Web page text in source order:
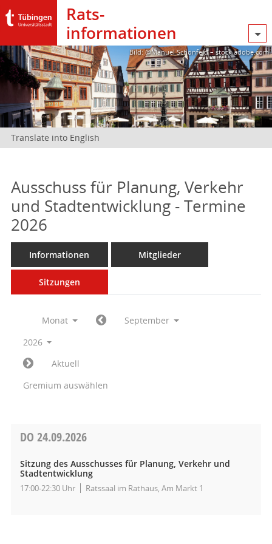
Rats­
informationen
Bild: @Manuel Schönfeld – stock.adobe.com
Translate into English
Ausschuss für Planung, Verkehr
und Stadtentwicklung - Termine
2026
Informationen Mitglieder
Sitzungen
Monat
September
2026
Aktuell
Gremium auswählen
DO 24.09.2026
Sitzung des Ausschusses für Planung, Verkehr und
Stadtentwicklung
17:00-22:30 Uhr Ratssaal im Rathaus, Am Markt 1